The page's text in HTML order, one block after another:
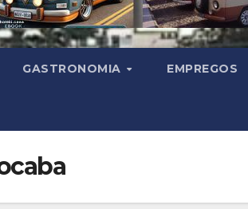
GASTRONOMIA EMPREGOS